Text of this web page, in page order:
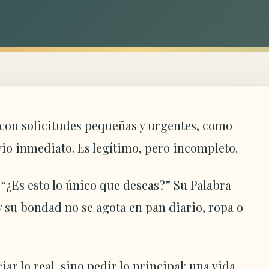
solicitudes pequeñas y urgentes, como
inmediato. Es legítimo, pero incompleto.
esto lo único que deseas?” Su Palabra
bondad no se agota en pan diario, ropa o